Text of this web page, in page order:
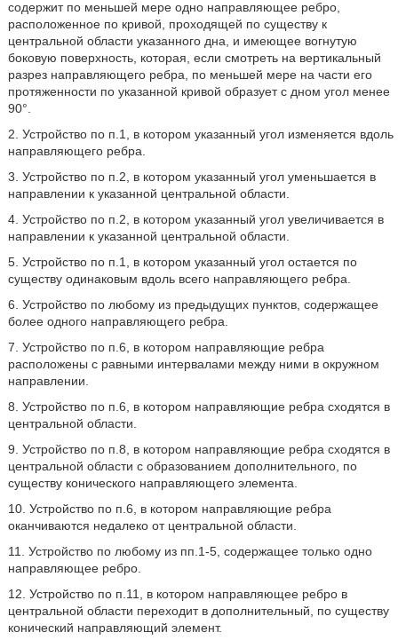
содержит по меньшей мере одно направляющее ребро,
расположенное по кривой, проходящей по существу к
центральной области указанного дна, и имеющее вогнутую
боковую поверхность, которая, если смотреть на вертикальный
разрез направляющего ребра, по меньшей мере на части его
протяженности по указанной кривой образует с дном угол менее
90°.
2. Устройство по п.1, в котором указанный угол изменяется вдоль
направляющего ребра.
3. Устройство по п.2, в котором указанный угол уменьшается в
направлении к указанной центральной области.
4. Устройство по п.2, в котором указанный угол увеличивается в
направлении к указанной центральной области.
5. Устройство по п.1, в котором указанный угол остается по
существу одинаковым вдоль всего направляющего ребра.
6. Устройство по любому из предыдущих пунктов, содержащее
более одного направляющего ребра.
7. Устройство по п.6, в котором направляющие ребра
расположены с равными интервалами между ними в окружном
направлении.
8. Устройство по п.6, в котором направляющие ребра сходятся в
центральной области.
9. Устройство по п.8, в котором направляющие ребра сходятся в
центральной области с образованием дополнительного, по
существу конического направляющего элемента.
10. Устройство по п.6, в котором направляющие ребра
оканчиваются недалеко от центральной области.
11. Устройство по любому из пп.1-5, содержащее только одно
направляющее ребро.
12. Устройство по п.11, в котором направляющее ребро в
центральной области переходит в дополнительный, по существу
конический направляющий элемент.